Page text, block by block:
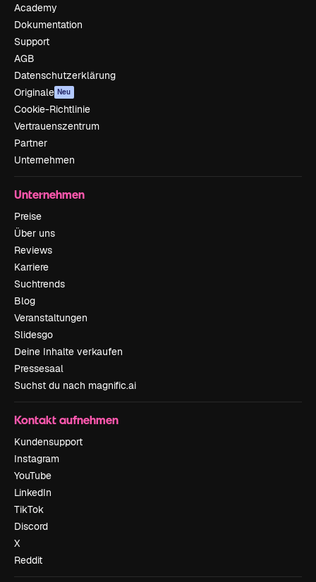
Academy
Dokumentation
Support
AGB
Datenschutzerklärung
Originale Neu
Cookie-Richtlinie
Vertrauenszentrum
Partner
Unternehmen
Unternehmen
Preise
Über uns
Reviews
Karriere
Suchtrends
Blog
Veranstaltungen
Slidesgo
Deine Inhalte verkaufen
Pressesaal
Suchst du nach magnific.ai
Kontakt aufnehmen
Kundensupport
Instagram
YouTube
LinkedIn
TikTok
Discord
X
Reddit